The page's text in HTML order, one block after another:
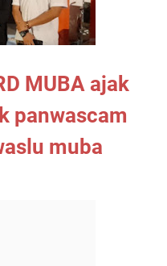
MUBA ajak
panwascam
muba